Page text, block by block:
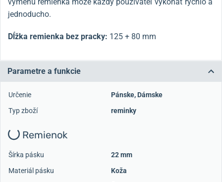
jednoducho.
Dĺžka remienka bez pracky: 125 + 80 mm
Parametre a funkcie
Určenie Pánske, Dámske
Typ zboží
reminky
Remienok
Šírka pásku
22 mm
Materiál pásku
Koža